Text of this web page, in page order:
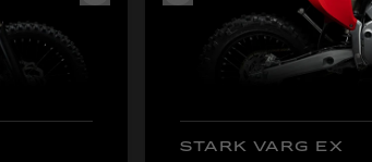
STARK VARG EX